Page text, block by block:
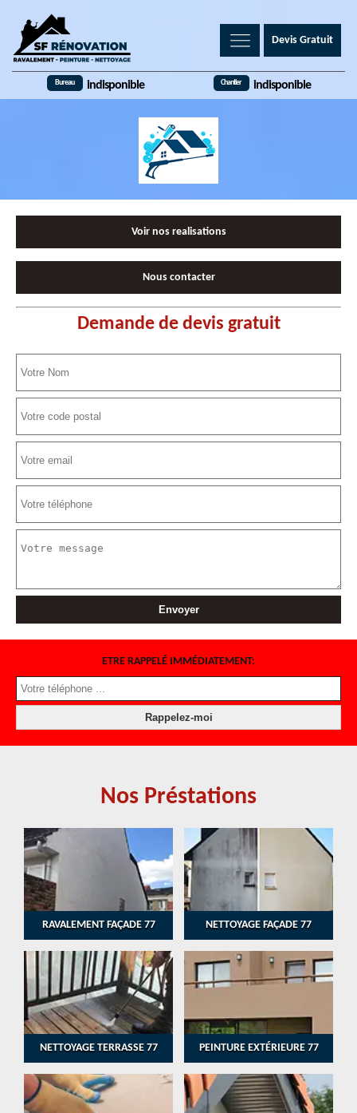
Devis Gratuit
Bureau indisponible Chantier indisponible
Voir nos realisations
Nous contacter
Demande de devis gratuit
ETRE RAPPELÉ IMMÉDIATEMENT:
Nos Préstations
RAVALEMENT FAÇADE 77 NETTOYAGE FAÇADE 77
NETTOYAGE TERRASSE 77 PEINTURE EXTÉRIEURE 77